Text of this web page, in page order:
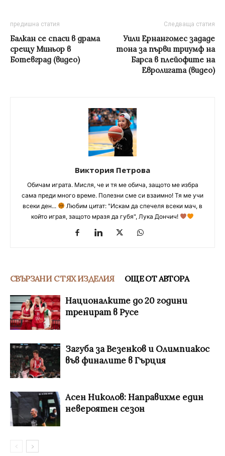
предишна статия
Балкан се спаси в драма
срещу Миньор в
Ботевград (видео)
Следваща статия
Уили Ернангомес зададе
тона за първи триумф на
Барса в плейофите на
Евролигата (видео)
Виктория Петрова
Обичам играта. Мисля, че и тя ме обича, защото ме избра
сама преди много време. Полезни сме си взаимно! Тя ме учи
всеки ден...
Любим цитат: "Искам да спечеля всеки мач, в
който играя, защото мразя да губя", Лука Дончич!
СВЪРЗАНИ С ТЯХ ИЗДЕЛИЯ ОЩЕ ОТ АВТОРА
Националките до 20 години
тренират в Русе
Загуба за Везенков и Олимпиакос
във финалите в Гърция
Асен Николов: Направихме един
невероятен сезон